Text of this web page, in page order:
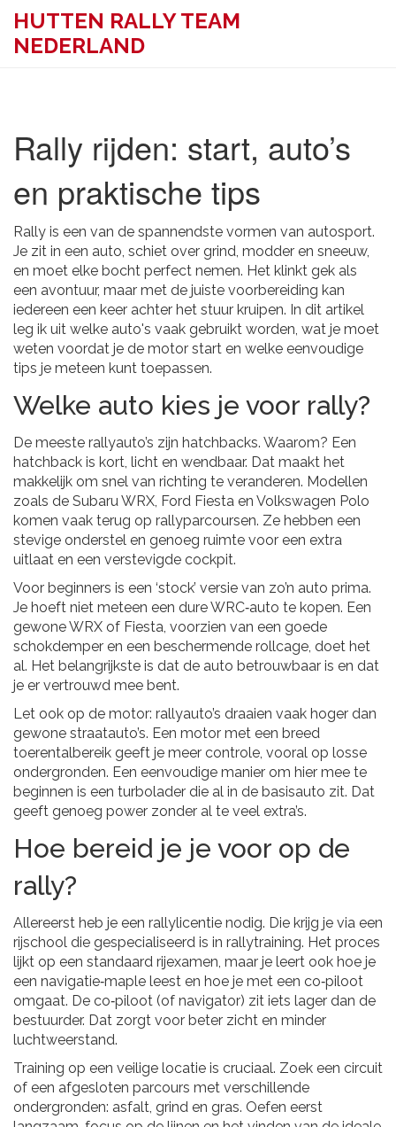
HUTTEN RALLY TEAM
NEDERLAND
Rally rijden: start, auto’s
en praktische tips
Rally is een van de spannendste vormen van autosport.
Je zit in een auto, schiet over grind, modder en sneeuw,
en moet elke bocht perfect nemen. Het klinkt gek als
een avontuur, maar met de juiste voorbereiding kan
iedereen een keer achter het stuur kruipen. In dit artikel
leg ik uit welke auto's vaak gebruikt worden, wat je moet
weten voordat je de motor start en welke eenvoudige
tips je meteen kunt toepassen.
Welke auto kies je voor rally?
De meeste rallyauto’s zijn hatchbacks. Waarom? Een
hatchback is kort, licht en wendbaar. Dat maakt het
makkelijk om snel van richting te veranderen. Modellen
zoals de Subaru WRX, Ford Fiesta en Volkswagen Polo
komen vaak terug op rallyparcoursen. Ze hebben een
stevige onderstel en genoeg ruimte voor een extra
uitlaat en een verstevigde cockpit.
Voor beginners is een ‘stock’ versie van zo’n auto prima.
Je hoeft niet meteen een dure WRC‑auto te kopen. Een
gewone WRX of Fiesta, voorzien van een goede
schokdemper en een beschermende rollcage, doet het
al. Het belangrijkste is dat de auto betrouwbaar is en dat
je er vertrouwd mee bent.
Let ook op de motor: rallyauto’s draaien vaak hoger dan
gewone straatauto’s. Een motor met een breed
toerentalbereik geeft je meer controle, vooral op losse
ondergronden. Een eenvoudige manier om hier mee te
beginnen is een turbolader die al in de basisauto zit. Dat
geeft genoeg power zonder al te veel extra’s.
Hoe bereid je je voor op de
rally?
Allereerst heb je een rallylicentie nodig. Die krijg je via een
rijschool die gespecialiseerd is in rallytraining. Het proces
lijkt op een standaard rijexamen, maar je leert ook hoe je
een navigatie‑maple leest en hoe je met een co‑piloot
omgaat. De co‑piloot (of navigator) zit iets lager dan de
bestuurder. Dat zorgt voor beter zicht en minder
luchtweerstand.
Training op een veilige locatie is cruciaal. Zoek een circuit
of een afgesloten parcours met verschillende
ondergronden: asfalt, grind en gras. Oefen eerst